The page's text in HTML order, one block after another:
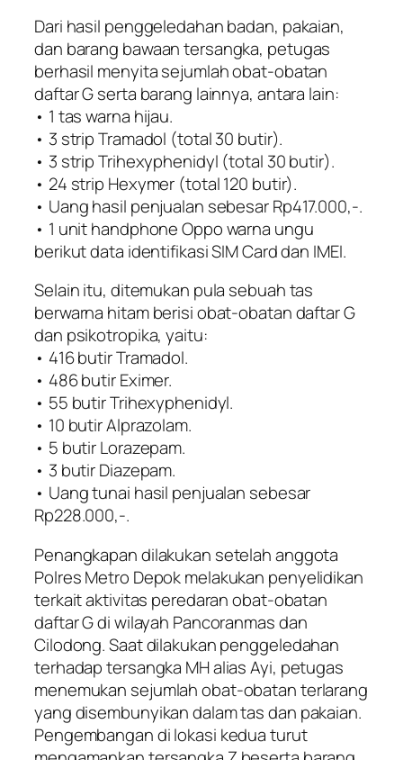
Dari hasil penggeledahan badan, pakaian,
dan barang bawaan tersangka, petugas
berhasil menyita sejumlah obat-obatan
daftar G serta barang lainnya, antara lain:
• 1 tas warna hijau.
• 3 strip Tramadol (total 30 butir).
• 3 strip Trihexyphenidyl (total 30 butir).
• 24 strip Hexymer (total 120 butir).
• Uang hasil penjualan sebesar Rp417.000,-.
• 1 unit handphone Oppo warna ungu
berikut data identifikasi SIM Card dan IMEI.
Selain itu, ditemukan pula sebuah tas
berwarna hitam berisi obat-obatan daftar G
dan psikotropika, yaitu:
• 416 butir Tramadol.
• 486 butir Eximer.
• 55 butir Trihexyphenidyl.
• 10 butir Alprazolam.
• 5 butir Lorazepam.
• 3 butir Diazepam.
• Uang tunai hasil penjualan sebesar
Rp228.000,-.
Penangkapan dilakukan setelah anggota
Polres Metro Depok melakukan penyelidikan
terkait aktivitas peredaran obat-obatan
daftar G di wilayah Pancoranmas dan
Cilodong. Saat dilakukan penggeledahan
terhadap tersangka MH alias Ayi, petugas
menemukan sejumlah obat-obatan terlarang
yang disembunyikan dalam tas dan pakaian.
Pengembangan di lokasi kedua turut